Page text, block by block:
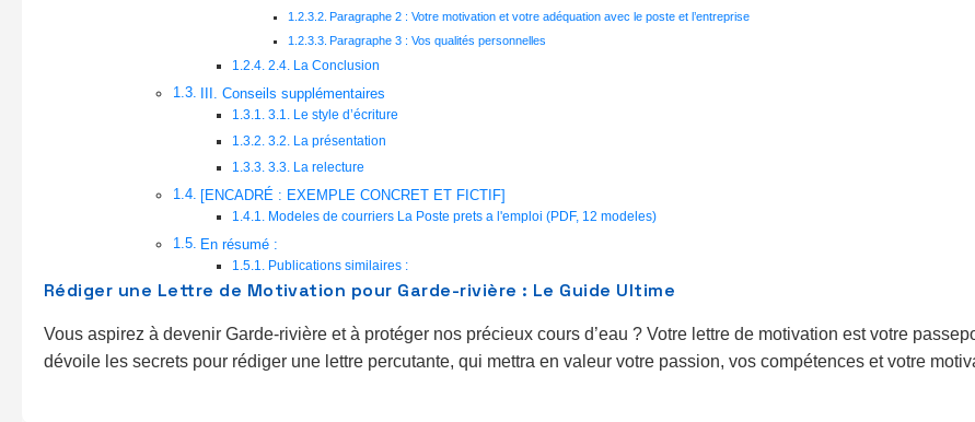
Paragraphe 2 : Votre motivation et votre adéquation avec le poste et l’entreprise
Paragraphe 3 : Vos qualités personnelles
2.4. La Conclusion
III. Conseils supplémentaires
3.1. Le style d’écriture
3.2. La présentation
3.3. La relecture
[ENCADRÉ : EXEMPLE CONCRET ET FICTIF]
Modeles de courriers La Poste prets a l'emploi (PDF, 12 modeles)
En résumé :
Publications similaires :
Rédiger une Lettre de Motivation pour Garde-rivière : Le Guide Ultime
Vous aspirez à devenir Garde-rivière et à protéger nos précieux cours d’eau ? Votre lettre de motivation est votre
dévoile les secrets pour rédiger une lettre percutante, qui mettra en valeur votre passion, vos compétences et votre